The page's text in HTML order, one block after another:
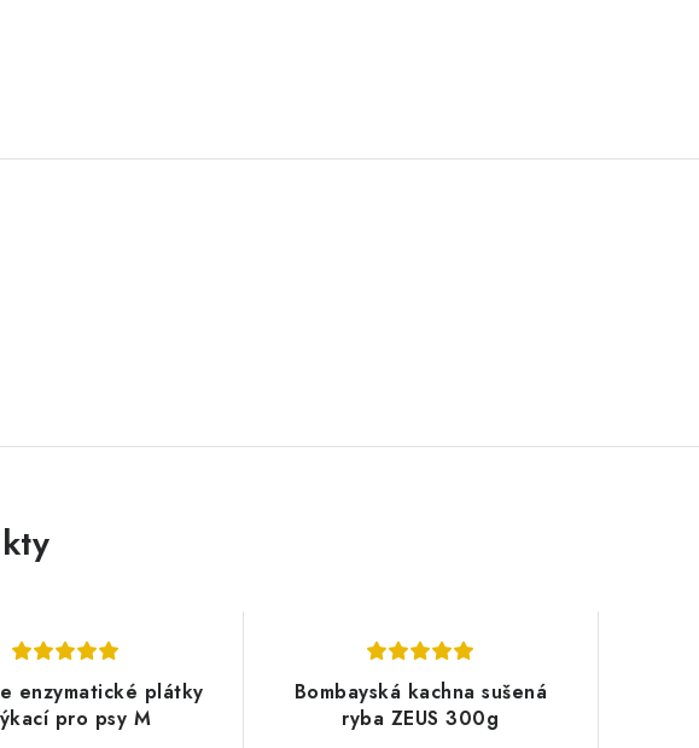
enzymatické plátky
pro psy M
Bombayská kachna sušená
ryba ZEUS 300g